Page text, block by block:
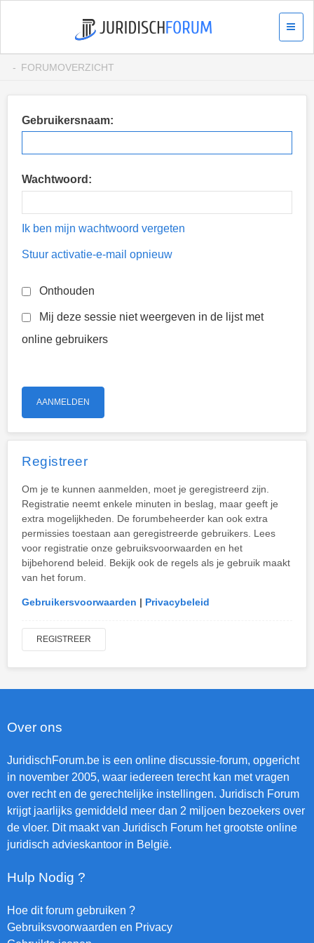
FORUMOVERZICHT
Gebruikersnaam:
Wachtwoord:
Ik ben mijn wachtwoord vergeten
Stuur activatie-e-mail opnieuw
Onthouden
Mij deze sessie niet weergeven in de lijst met
online gebruikers
Registreer
Om je te kunnen aanmelden, moet je geregistreerd zijn.
Registratie neemt enkele minuten in beslag, maar geeft je
extra mogelijkheden. De forumbeheerder kan ook extra
permissies toestaan aan geregistreerde gebruikers. Lees
voor registratie onze gebruiksvoorwaarden en het
bijbehorend beleid. Bekijk ook de regels als je gebruik maakt
van het forum.
Gebruikersvoorwaarden | Privacybeleid
REGISTREER
Over ons
JuridischForum.be is een online discussie-forum, opgericht
in november 2005, waar iedereen terecht kan met vragen
over recht en de gerechtelijke instellingen. Juridisch Forum
krijgt jaarlijks gemiddeld meer dan 2 miljoen bezoekers over
de vloer. Dit maakt van Juridisch Forum het grootste online
juridisch advieskantoor in België.
Hulp Nodig ?
Hoe dit forum gebruiken ?
Gebruiksvoorwaarden en Privacy